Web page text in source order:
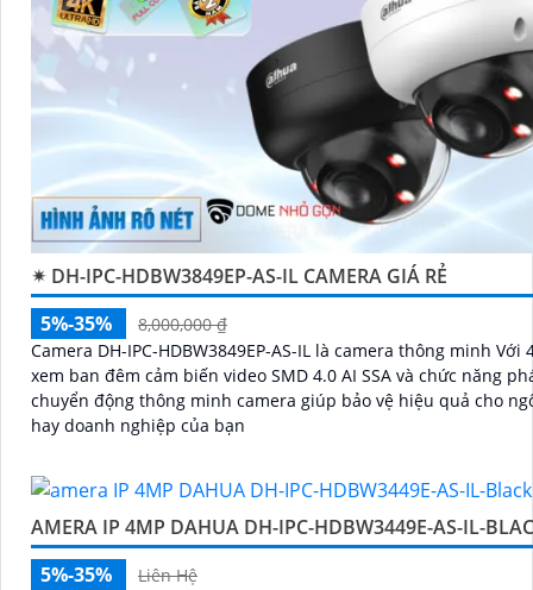
✴ DH-IPC-HDBW3849EP-AS-IL CAMERA GIÁ RẺ
5%-35%
8,000,000 ₫
Camera DH-IPC-HDBW3849EP-AS-IL là camera thông minh Với
xem ban đêm cảm biến video SMD 4.0 AI SSA và chức năng
chuyển động thông minh camera giúp bảo vệ hiệu quả cho
hay doanh nghiệp của bạn
AMERA IP 4MP DAHUA DH-IPC-HDBW3449E-AS-IL-
5%-35%
Liên Hệ